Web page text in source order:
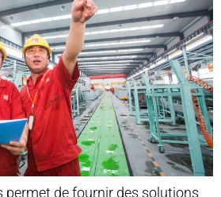
permet de fournir des solutions